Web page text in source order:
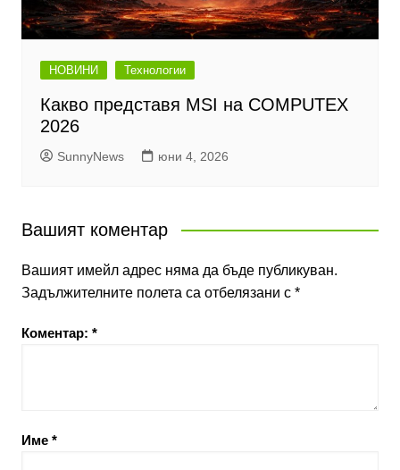
НОВИНИ Технологии
Какво представя MSI на COMPUTEX
2026
SunnyNews юни 4, 2026
Вашият коментар
Вашият имейл адрес няма да бъде публикуван.
Задължителните полета са отбелязани с *
Коментар: *
Име *